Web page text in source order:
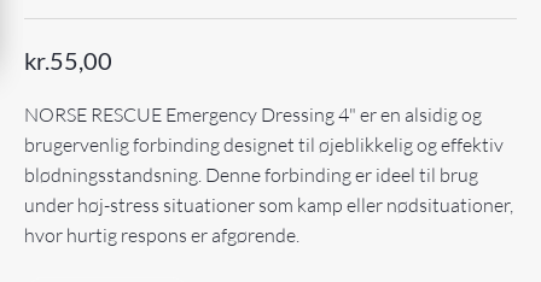
kr. 55,00
NORSE RESCUE Emergency Dressing 4" er en alsidig og
brugervenlig forbinding designet til øjeblikkelig og effektiv
blødningsstandsning. Denne forbinding er ideel til brug
under høj-stress situationer som kamp eller nødsituationer,
hvor hurtig respons er afgørende.